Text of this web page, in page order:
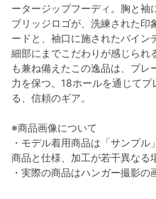
ータージップフーディ。胸と袖
ブリッジロゴが、洗練された印
ードと、袖口に施されたバイン
細部にまでこだわりが感じられ
も兼ね備えたこの逸品は、プレ
力を保つ。18ホールを通じて
る、信頼のギア。
※商品画像について
・モデル着用商品は「サンプ
商品と仕様、加工が若干異なる
・実際の商品はハンガー撮影の